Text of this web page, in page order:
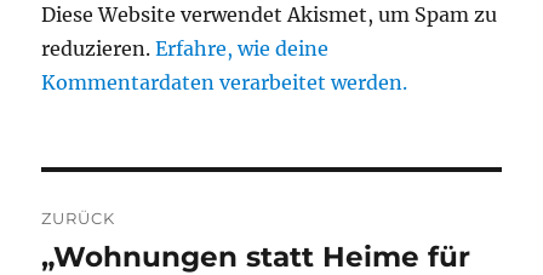
Diese Website verwendet Akismet, um Spam zu
reduzieren.Erfahre, wie deine
Kommentardaten verarbeitet werden.
ZURÜCK
Vorheriger
„Wohnungen statt Heime für